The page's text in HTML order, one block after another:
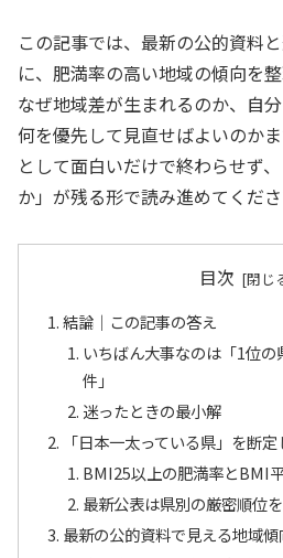
この記事では、最新の公的資料
に、肥満率の高い地域の傾向を
なぜ地域差が生まれるのか、自
何を優先して見直せばよいのか
として面白いだけで終わらせず
か」が残る形で読み進めてくださ
目次
結論｜この記事の答え
いちばん大事なのは「1位
件」
迷ったときの最小解
「日本一太っている県」を断
BMI25以上の肥満率とBMI
最新公表は県別の厳密順位
最新の公的資料で見える地域傾